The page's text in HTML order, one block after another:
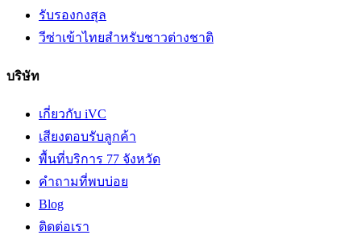
รับรองกงสุล
วีซ่าเข้าไทยสำหรับชาวต่างชาติ
บริษัท
เกี่ยวกับ iVC
เสียงตอบรับลูกค้า
พื้นที่บริการ 77 จังหวัด
คำถามที่พบบ่อย
Blog
ติดต่อเรา